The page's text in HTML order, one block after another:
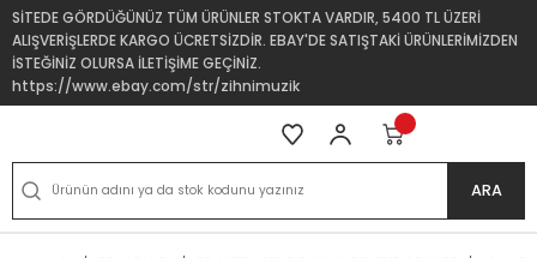
SİTEDE GÖRDÜĞÜNÜZ TÜM ÜRÜNLER STOKTA VARDIR, 5400 TL ÜZERİ
ALIŞVERİŞLERDE KARGO ÜCRETSİZDİR. EBAY'DE SATIŞTAKİ ÜRÜNLERİMİZDEN
İSTEĞİNİZ OLURSA İLETİŞİME GEÇİNİZ.
https://www.ebay.com/str/zihnimuzik
ARA